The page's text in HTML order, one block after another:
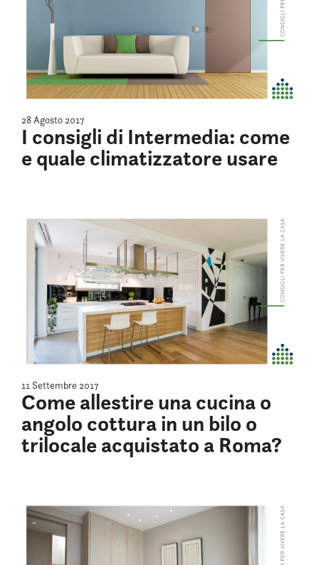
28 Agosto 2017
I consigli di Intermedia: come
e quale climatizzatore usare
11 Settembre 2017
Come allestire una cucina o
angolo cottura in un bilo o
trilocale acquistato a Roma?